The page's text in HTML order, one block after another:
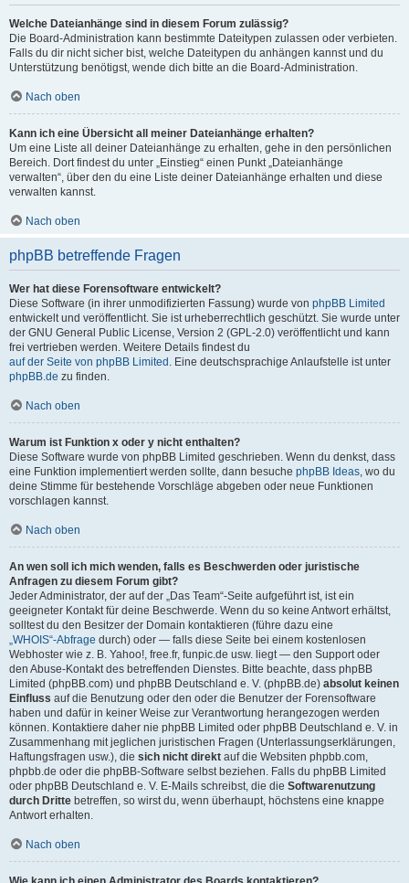
Welche Dateianhänge sind in diesem Forum zulässig?
Die Board-Administration kann bestimmte Dateitypen zulassen oder verbieten.
Falls du dir nicht sicher bist, welche Dateitypen du anhängen kannst und du
Unterstützung benötigst, wende dich bitte an die Board-Administration.
Nach oben
Kann ich eine Übersicht all meiner Dateianhänge erhalten?
Um eine Liste all deiner Dateianhänge zu erhalten, gehe in den persönlichen
Bereich. Dort findest du unter „Einstieg“ einen Punkt „Dateianhänge
verwalten“, über den du eine Liste deiner Dateianhänge erhalten und diese
verwalten kannst.
Nach oben
phpBB betreffende Fragen
Wer hat diese Forensoftware entwickelt?
Diese Software (in ihrer unmodifizierten Fassung) wurde von phpBB Limited
entwickelt und veröffentlicht. Sie ist urheberrechtlich geschützt. Sie wurde unter
der GNU General Public License, Version 2 (GPL-2.0) veröffentlicht und kann
frei vertrieben werden. Weitere Details findest du
auf der Seite von phpBB Limited . Eine deutschsprachige Anlaufstelle ist unter
phpBB.de zu finden.
Nach oben
Warum ist Funktion x oder y nicht enthalten?
Diese Software wurde von phpBB Limited geschrieben. Wenn du denkst, dass
eine Funktion implementiert werden sollte, dann besuche phpBB Ideas, wo du
deine Stimme für bestehende Vorschläge abgeben oder neue Funktionen
vorschlagen kannst.
Nach oben
An wen soll ich mich wenden, falls es Beschwerden oder juristische
Anfragen zu diesem Forum gibt?
Jeder Administrator, der auf der „Das Team“-Seite aufgeführt ist, ist ein
geeigneter Kontakt für deine Beschwerde. Wenn du so keine Antwort erhältst,
solltest du den Besitzer der Domain kontaktieren (führe dazu eine
„WHOIS“-Abfrage durch) oder — falls diese Seite bei einem kostenlosen
Webhoster wie z. B. Yahoo!, free.fr, funpic.de usw. liegt — den Support oder
den Abuse-Kontakt des betreffenden Dienstes. Bitte beachte, dass phpBB
Limited (phpBB.com) und phpBB Deutschland e. V. (phpBB.de) absolut keinen
Einfluss auf die Benutzung oder den oder die Benutzer der Forensoftware
haben und dafür in keiner Weise zur Verantwortung herangezogen werden
können. Kontaktiere daher nie phpBB Limited oder phpBB Deutschland e. V. in
Zusammenhang mit jeglichen juristischen Fragen (Unterlassungserklärungen,
Haftungsfragen usw.), die sich nicht direkt auf die Websiten phpbb.com,
phpbb.de oder die phpBB-Software selbst beziehen. Falls du phpBB Limited
oder phpBB Deutschland e. V. E-Mails schreibst, die die Softwarenutzung
durch Dritte betreffen, so wirst du, wenn überhaupt, höchstens eine knappe
Antwort erhalten.
Nach oben